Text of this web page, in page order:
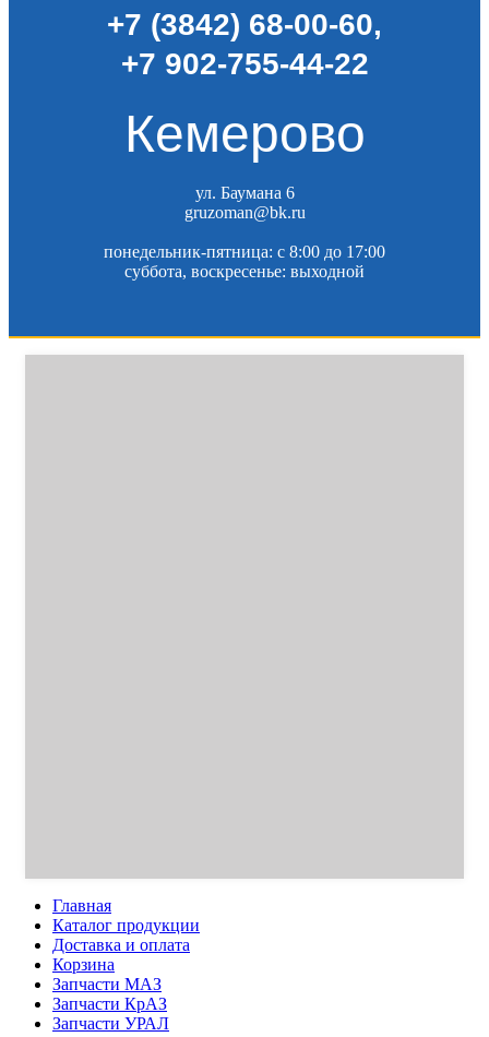
+7 (3842) 68-00-60,
+7 902-755-44-22
Кемерово
ул. Баумана 6
gruzoman@bk.ru
понедельник-пятница: c 8:00 до 17:00
суббота, воскресенье: выходной
Главная
Каталог продукции
Доставка и оплата
Корзина
Запчасти МАЗ
Запчасти КрАЗ
Запчасти УРАЛ